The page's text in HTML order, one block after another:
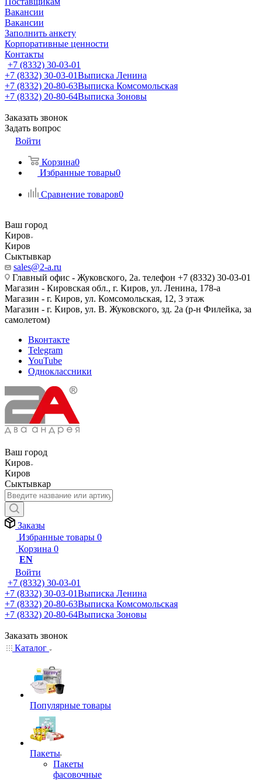
Вакансии
Вакансии
Заполнить анкету
Корпоративные ценности
Контакты
+7 (8332) 30-03-01
+7 (8332) 30-03-01Выписка Ленина
+7 (8332) 20-80-63Выписка Комсомольская
+7 (8332) 20-80-64Выписка Зоновы
Заказать звонок
Задать вопрос
Войти
Корзина0
Избранные товары0
Сравнение товаров0
Ваш город
Киров
Киров
Сыктывкар
sales@2-a.ru
Главный офис - Жуковского, 2а. телефон +7 (8332) 30-03-01
Магазин - Кировская обл., г. Киров, ул. Ленина, 178-а
Магазин - г. Киров, ул. Комсомольская, 12, 3 этаж
Магазин - г. Киров, ул. В. Жуковского, зд. 2а (р-н Филейка, за
самолетом)
Вконтакте
Telegram
YouTube
Одноклассники
Ваш город
Киров
Киров
Сыктывкар
Заказы
Избранные товары 0
Корзина 0
EN
Войти
+7 (8332) 30-03-01
+7 (8332) 30-03-01Выписка Ленина
+7 (8332) 20-80-63Выписка Комсомольская
+7 (8332) 20-80-64Выписка Зоновы
Заказать звонок
Каталог
Популярные товары
Пакеты
Пакеты
фасовочные